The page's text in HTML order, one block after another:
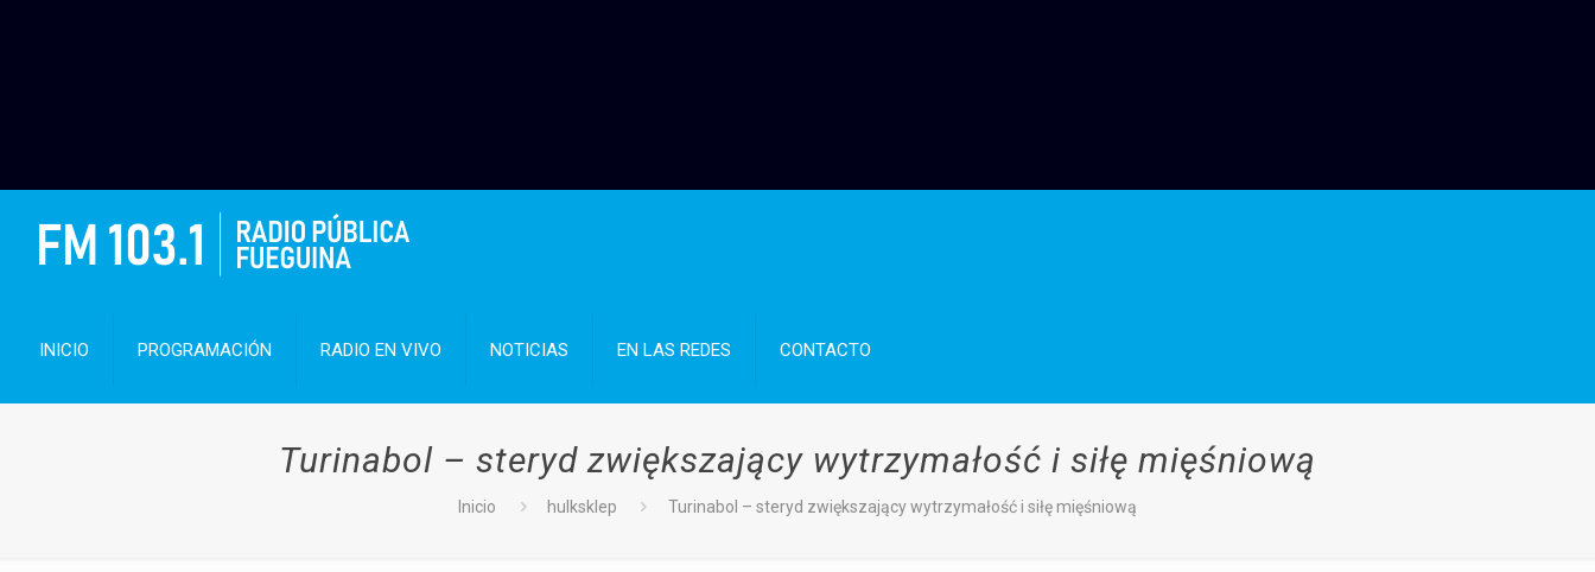
INICIO PROGRAMACIÓN RADIO EN VIVO NOTICIAS EN LAS REDES CONTACTO
Turinabol – steryd zwiększający wytrzymałość i siłę mięśniową
Inicio hulksklep Turinabol – steryd zwiększający wytrzymałość i siłę mięśniową